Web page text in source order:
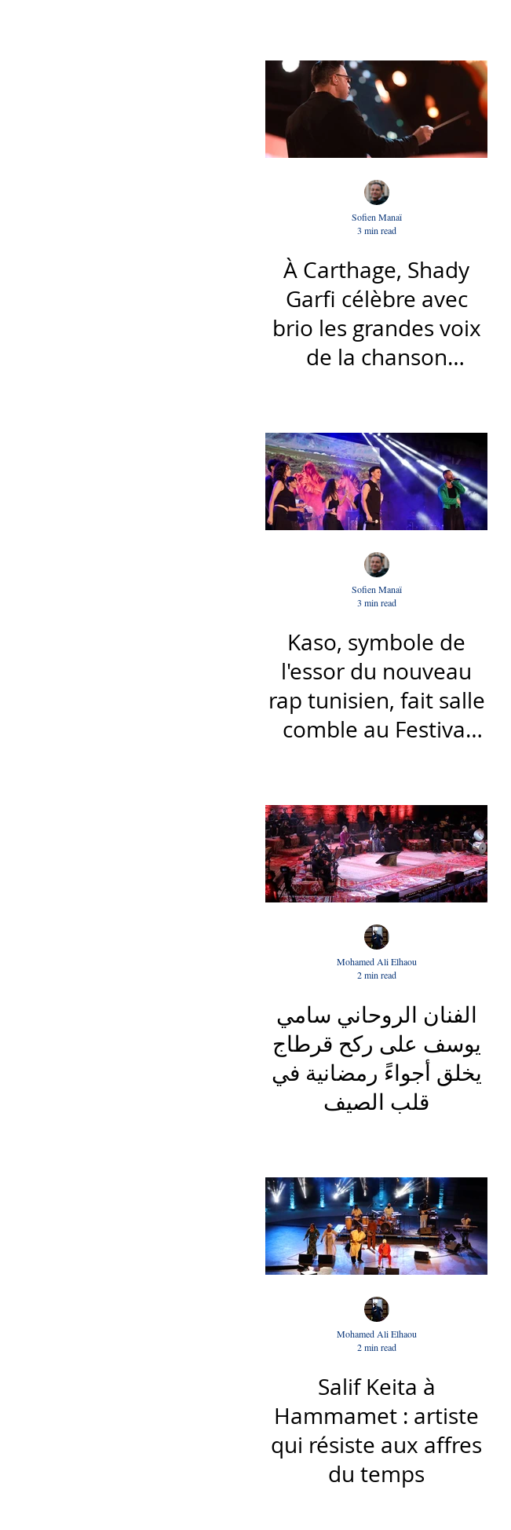
À Carthage, Shady
Garfi célèbre avec
brio les grandes voix
de la chanson
Sofien Manaï
3 min read
Kaso, symbole de
l'essor du nouveau
rap tunisien, fait salle
comble au Festival
Sofien Manaï
3 min read
الفنان الروحاني سامي
يوسف على ركح قرطاج
يخلق أجواءً رمضانية في
قلب الصيف
Mohamed Ali Elhaou
2 min read
Salif Keita à
Hammamet : artiste
qui résiste aux affres
du temps
Mohamed Ali Elhaou
2 min read